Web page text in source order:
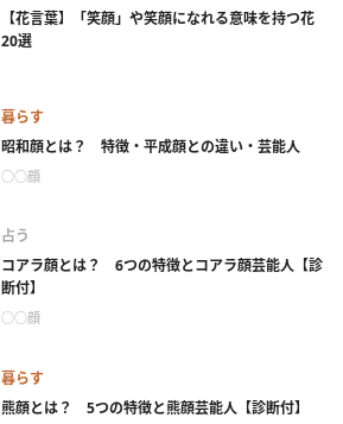
【花言葉】「笑顔」や笑顔になれる意味を持つ花
20選
暮らす
昭和顔とは？ 特徴・平成顔との違い・芸能人
○○顔
占う
コアラ顔とは？ 6つの特徴とコアラ顔芸能人【診
断付】
○○顔
暮らす
熊顔とは？ 5つの特徴と熊顔芸能人【診断付】